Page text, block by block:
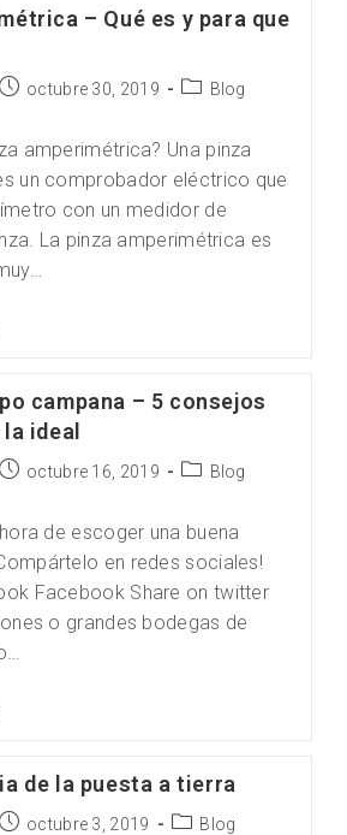
– Qué es y para que
octubre 30, 2019 Blog
amperimétrica? Una pinza
un comprobador eléctrico que
con un medidor de
La pinza amperimétrica es
campana – 5 consejos
ideal
octubre 16, 2019 Blog
de escoger una buena
en redes sociales!
Facebook Share on twitter
o grandes bodegas de
de la puesta a tierra
octubre 3, 2019 Blog